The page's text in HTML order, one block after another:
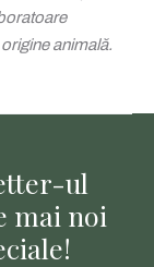
animală.
ul
mai noi